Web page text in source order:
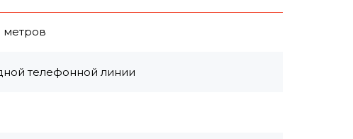
метров
телефонной линии